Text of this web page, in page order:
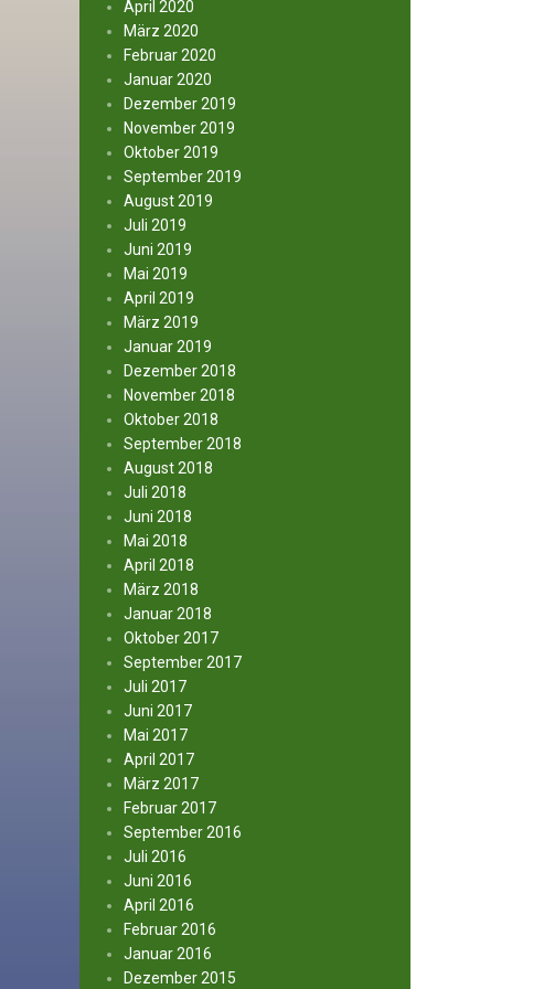
April 2020
März 2020
Februar 2020
Januar 2020
Dezember 2019
November 2019
Oktober 2019
September 2019
August 2019
Juli 2019
Juni 2019
Mai 2019
April 2019
März 2019
Januar 2019
Dezember 2018
November 2018
Oktober 2018
September 2018
August 2018
Juli 2018
Juni 2018
Mai 2018
April 2018
März 2018
Januar 2018
Oktober 2017
September 2017
Juli 2017
Juni 2017
Mai 2017
April 2017
März 2017
Februar 2017
September 2016
Juli 2016
Juni 2016
April 2016
Februar 2016
Januar 2016
Dezember 2015